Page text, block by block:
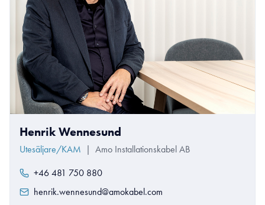
Henrik Wennesund
Utesäljare/KAM | Amo Installationskabel AB
+46 481 750 880
henrik.wennesund@amokabel.com